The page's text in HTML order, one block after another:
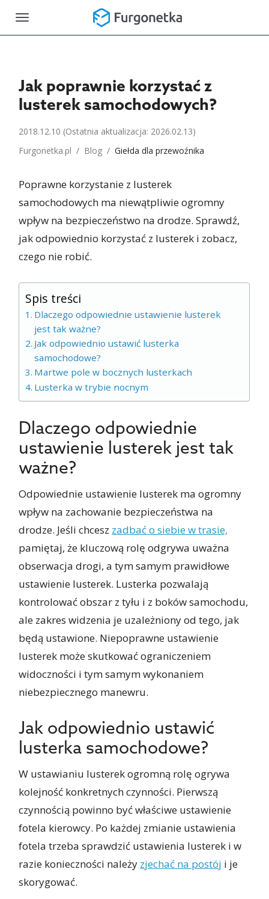
Toggle
Jak poprawnie korzystać z
lusterek samochodowych?
2018.12.10 (Ostatnia aktualizacja: 2026.02.13)
Furgonetka.pl / Blog /Giełda dla przewoźnika
Poprawne korzystanie z lusterek
samochodowych ma niewątpliwie ogromny
wpływ na bezpieczeństwo na drodze. Sprawdź,
jak odpowiednio korzystać z lusterek i zobacz,
czego nie robić.
Spis treści
Dlaczego odpowiednie ustawienie lusterek
jest tak ważne?
Jak odpowiednio ustawić lusterka
samochodowe?
Martwe pole w bocznych lusterkach
Lusterka w trybie nocnym
Dlaczego odpowiednie
ustawienie lusterek jest tak
ważne?
Odpowiednie ustawienie lusterek ma ogromny
wpływ na zachowanie bezpieczeństwa na
drodze. Jeśli chcesz zadbać o siebie w trasie,
pamiętaj, że kluczową rolę odgrywa uważna
obserwacja drogi, a tym samym prawidłowe
ustawienie lusterek. Lusterka pozwalają
kontrolować obszar z tyłu i z boków samochodu,
ale zakres widzenia je uzależniony od tego, jak
będą ustawione. Niepoprawne ustawienie
lusterek może skutkować ograniczeniem
widoczności i tym samym wykonaniem
niebezpiecznego manewru.
Jak odpowiednio ustawić
lusterka samochodowe?
W ustawianiu lusterek ogromną rolę ogrywa
kolejność konkretnych czynności. Pierwszą
czynnością powinno być właściwe ustawienie
fotela kierowcy. Po każdej zmianie ustawienia
fotela trzeba sprawdzić ustawienia lusterek i w
razie konieczności należy zjechać na postój i je
skorygować.